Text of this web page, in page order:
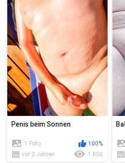
Penis beim Sonnen
1 Foto
100%
vor 3 Jahren
1 850